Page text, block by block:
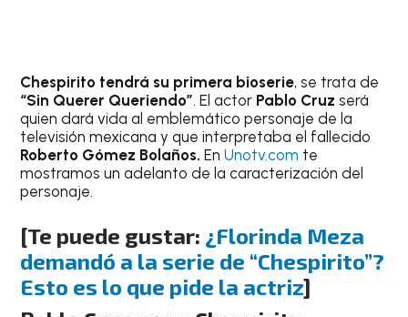
Chespirito tendrá su primera bioserie, se trata de
“Sin Querer Queriendo”. El actor Pablo Cruzserá
quien dará vida al emblemático personaje de la
televisión mexicana y que interpretaba el fallecido
Roberto Gómez Bolaños. EnUnotv.com te
mostramos un adelanto de la caracterización del
personaje.
[Te puede gustar: ¿Florinda Meza
demandó a la serie de “Chespirito”?
Esto es lo que pide la actriz]